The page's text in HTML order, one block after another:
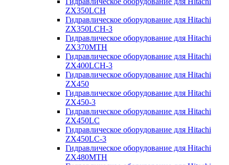
ZX350LCH
Гидравлическое оборудование для Hitachi
ZX350LCH-3
Гидравлическое оборудование для Hitachi
ZX370MTH
Гидравлическое оборудование для Hitachi
ZX400LCH-3
Гидравлическое оборудование для Hitachi
ZX450
Гидравлическое оборудование для Hitachi
ZX450-3
Гидравлическое оборудование для Hitachi
ZX450LC
Гидравлическое оборудование для Hitachi
ZX450LC-3
Гидравлическое оборудование для Hitachi
ZX480MTH